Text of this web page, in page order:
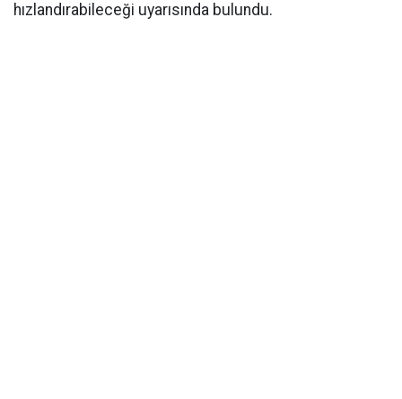
hızlandırabileceği uyarısında bulundu.